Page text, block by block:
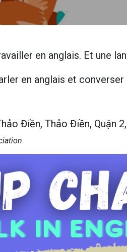
en anglais. Et une
en anglais et
Điền, Thảo Điền, Quận